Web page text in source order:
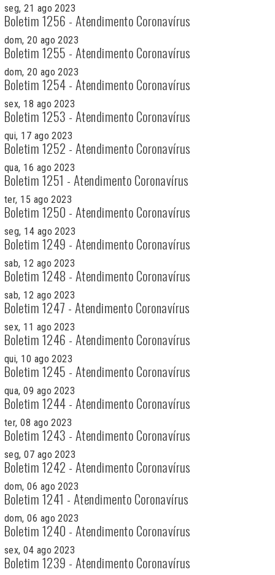
seg, 21 ago 2023
Boletim 1256 - Atendimento Coronavírus
dom, 20 ago 2023
Boletim 1255 - Atendimento Coronavírus
dom, 20 ago 2023
Boletim 1254 - Atendimento Coronavírus
sex, 18 ago 2023
Boletim 1253 - Atendimento Coronavírus
qui, 17 ago 2023
Boletim 1252 - Atendimento Coronavírus
qua, 16 ago 2023
Boletim 1251 - Atendimento Coronavírus
ter, 15 ago 2023
Boletim 1250 - Atendimento Coronavírus
seg, 14 ago 2023
Boletim 1249 - Atendimento Coronavírus
sab, 12 ago 2023
Boletim 1248 - Atendimento Coronavírus
sab, 12 ago 2023
Boletim 1247 - Atendimento Coronavírus
sex, 11 ago 2023
Boletim 1246 - Atendimento Coronavírus
qui, 10 ago 2023
Boletim 1245 - Atendimento Coronavírus
qua, 09 ago 2023
Boletim 1244 - Atendimento Coronavírus
ter, 08 ago 2023
Boletim 1243 - Atendimento Coronavírus
seg, 07 ago 2023
Boletim 1242 - Atendimento Coronavírus
dom, 06 ago 2023
Boletim 1241 - Atendimento Coronavírus
dom, 06 ago 2023
Boletim 1240 - Atendimento Coronavírus
sex, 04 ago 2023
Boletim 1239 - Atendimento Coronavírus